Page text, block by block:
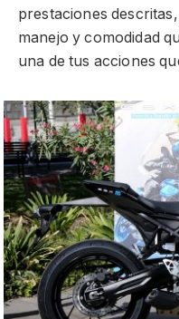
prestaciones
manejo y comodidad
una de tus acciones